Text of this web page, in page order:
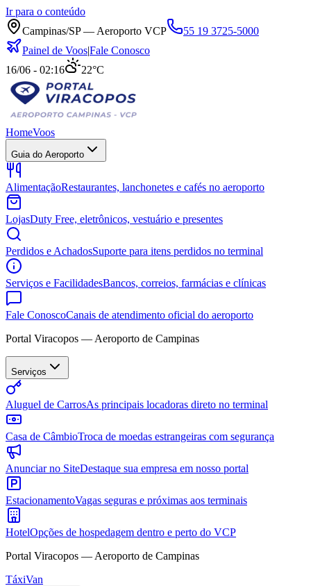
Ir para o conteúdo
Campinas/SP — Aeroporto VCP
55 19 3725-5000
Painel de Voos|Fale Conosco
16/06 - 02:16
22°C
HomeVoos
Guia do Aeroporto
AlimentaçãoRestaurantes, lanchonetes e cafés no aeroporto
LojasDuty Free, eletrônicos, vestuário e presentes
Perdidos e AchadosSuporte para itens perdidos no terminal
Serviços e FacilidadesBancos, correios, farmácias e clínicas
Fale ConoscoCanais de atendimento oficial do aeroporto
Portal Viracopos — Aeroporto de Campinas
Serviços
Aluguel de CarrosAs principais locadoras direto no terminal
Casa de CâmbioTroca de moedas estrangeiras com segurança
Anunciar no SiteDestaque sua empresa em nosso portal
EstacionamentoVagas seguras e próximas aos terminais
HotelOpções de hospedagem dentro e perto do VCP
Portal Viracopos — Aeroporto de Campinas
TáxiVan